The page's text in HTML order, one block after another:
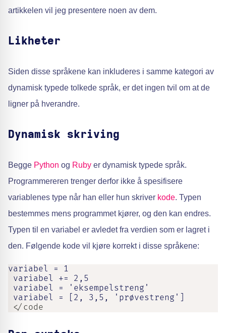
artikkelen vil jeg presentere noen av dem.
Likheter
Siden disse språkene kan inkluderes i samme kategori av
dynamisk typede tolkede språk, er det ingen tvil om at de
ligner på hverandre.
Dynamisk skriving
Begge Python og Ruby er dynamisk typede språk.
Programmereren trenger derfor ikke å spesifisere
variablenes type når han eller hun skriver kode. Typen
bestemmes mens programmet kjører, og den kan endres.
Typen til en variabel er avledet fra verdien som er lagret i
den. Følgende kode vil kjøre korrekt i disse språkene:
variabel = 1
variabel += 2,5
variabel = 'eksempelstreng'
variabel = [2, 3,5, 'prøvestreng']
</code